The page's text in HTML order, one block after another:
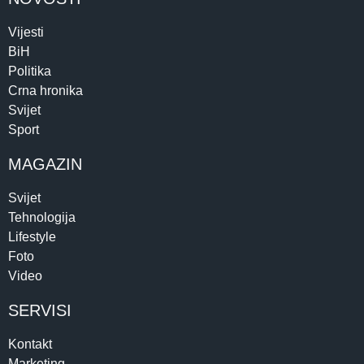
Vijesti
BiH
Politika
Crna hronika
Svijet
Sport
MAGAZIN
Svijet
Tehnologija
Lifestyle
Foto
Video
SERVISI
Kontakt